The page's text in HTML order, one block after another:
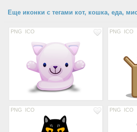
Еще иконки с тегами кот, кошка, еда,
PNG ICO PNG ICO
PNG ICO PNG ICO